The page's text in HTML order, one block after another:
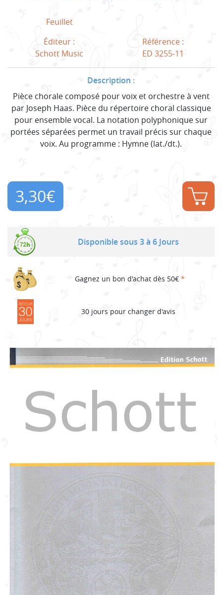
Feuillet
Éditeur :
Schott Music
Référence :
ED 3255-11
Description :
Pièce chorale composé pour voix et orchestre à vent
par Joseph Haas. Pièce du répertoire choral classique
pour ensemble vocal. La notation polyphonique sur
portées séparées permet un travail précis sur chaque
voix. Au programme : Hymne (lat./dt.).
3,30€
Disponible sous 3 à 6 Jours
Gagnez un bon d'achat dès 50€ *
30 jours pour changer d'avis